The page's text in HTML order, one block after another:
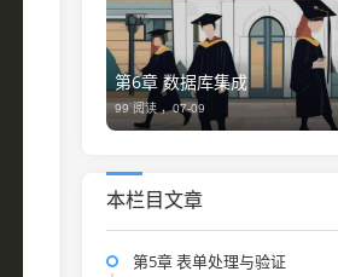
第6章 数据库集成
99 阅读 ，07-09
本栏目文章
第5章 表单处理与验证